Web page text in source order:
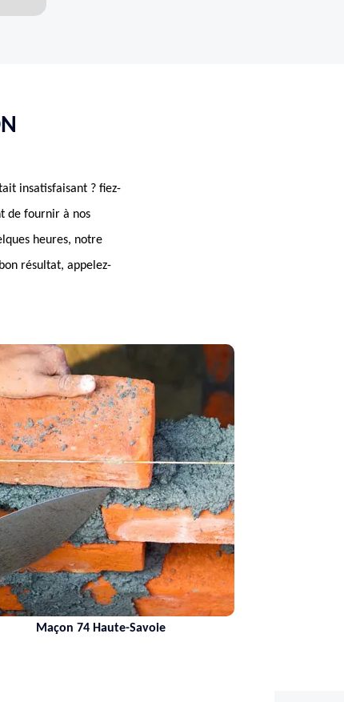
insatisfaisant ? fiez-
de fournir à nos
heures, notre
résultat, appelez-
Haute-Savoie